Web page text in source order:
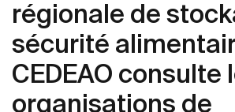
régionale de
sécurité
CEDEAO consulte
organisations de